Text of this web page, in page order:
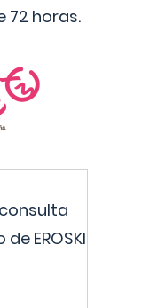
72 horas.
EROSKI